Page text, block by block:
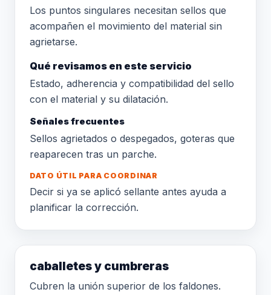
Los puntos singulares necesitan sellos que
acompañen el movimiento del material sin
agrietarse.
Qué revisamos en este servicio
Estado, adherencia y compatibilidad del sello
con el material y su dilatación.
Señales frecuentes
Sellos agrietados o despegados, goteras que
reaparecen tras un parche.
DATO ÚTIL PARA COORDINAR
Decir si ya se aplicó sellante antes ayuda a
planificar la corrección.
caballetes y cumbreras
Cubren la unión superior de los faldones.